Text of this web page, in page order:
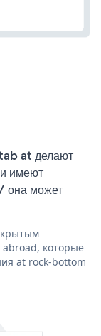
at делают
имеют
она может
которые
at rock-bottom